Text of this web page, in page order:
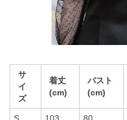
サ
イ
ズ
着丈
(cm)
バスト
(cm)